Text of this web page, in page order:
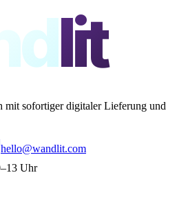
lit
mit sofortiger digitaler Lieferung und
hello@wandlit.com
Uhr